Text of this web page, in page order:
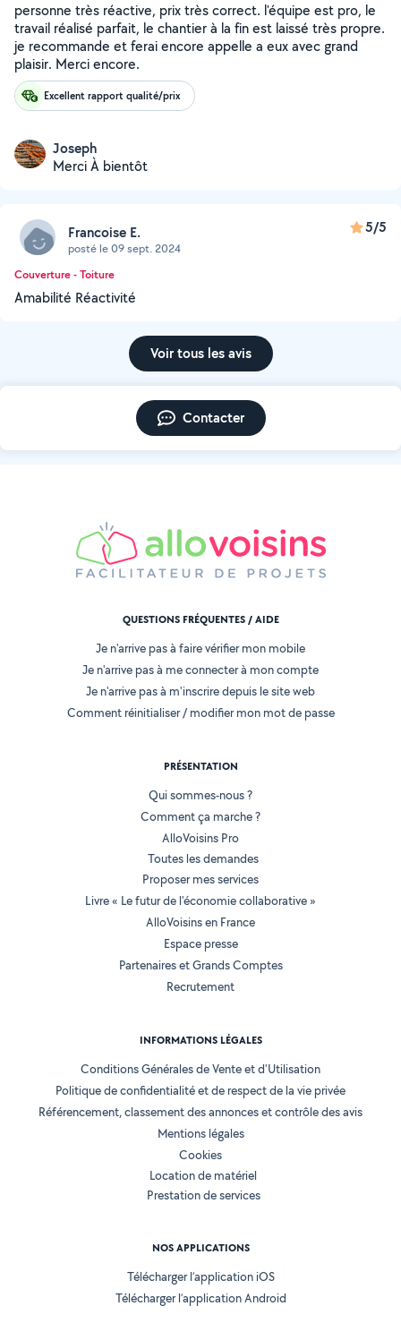
personne très réactive, prix très correct. l'équipe est pro, le
travail réalisé parfait, le chantier à la fin est laissé très propre.
je recommande et ferai encore appelle a eux avec grand
plaisir. Merci encore.
Excellent rapport qualité/prix
Joseph
Merci À bientôt
Francoise E.
posté le 09 sept. 2024
5/5
Couverture - Toiture
Amabilité Réactivité
Voir tous les avis
Contacter
QUESTIONS FRÉQUENTES / AIDE
Je n'arrive pas à faire vérifier mon mobile
Je n'arrive pas à me connecter à mon compte
Je n'arrive pas à m'inscrire depuis le site web
Comment réinitialiser / modifier mon mot de passe
PRÉSENTATION
Qui sommes-nous ?
Comment ça marche ?
AlloVoisins Pro
Toutes les demandes
Proposer mes services
Livre « Le futur de l'économie collaborative »
AlloVoisins en France
Espace presse
Partenaires et Grands Comptes
Recrutement
INFORMATIONS LÉGALES
Conditions Générales de Vente et d'Utilisation
Politique de confidentialité et de respect de la vie privée
Référencement, classement des annonces et contrôle des avis
Mentions légales
Cookies
Location de matériel
Prestation de services
NOS APPLICATIONS
Télécharger l’application iOS
Télécharger l’application Android